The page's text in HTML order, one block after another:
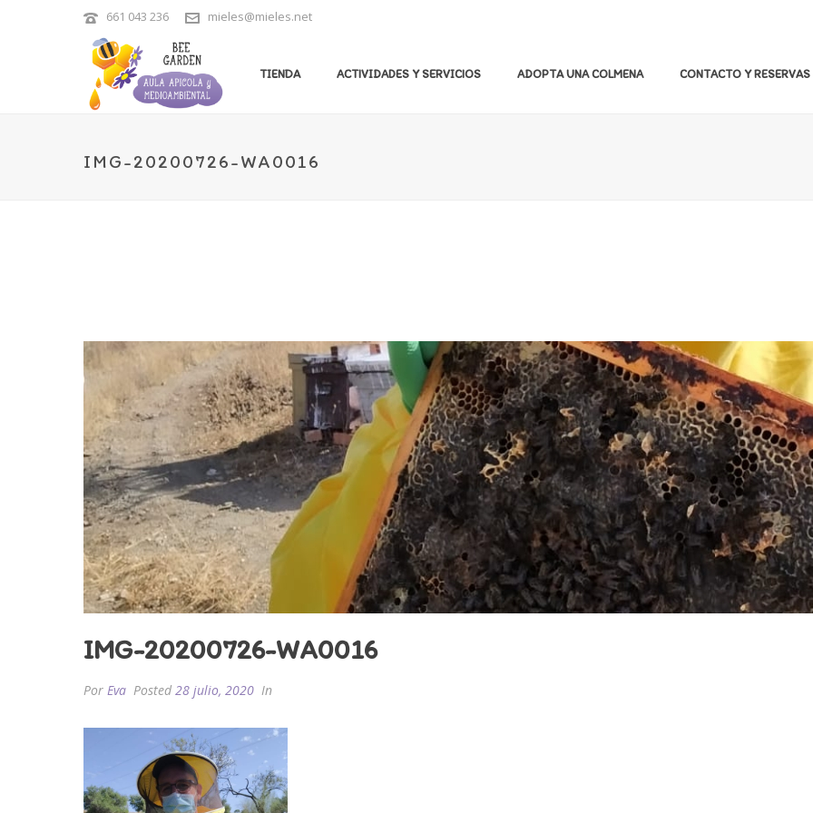
661 043 236 mieles@mieles.net
TIENDA ACTIVIDADES Y SERVICIOS ADOPTA UNA COLMENA CONTACTO Y RESERVAS
IMG-20200726-WA0016
IMG-20200726-WA0016
Por Eva Posted 28 julio, 2020 In